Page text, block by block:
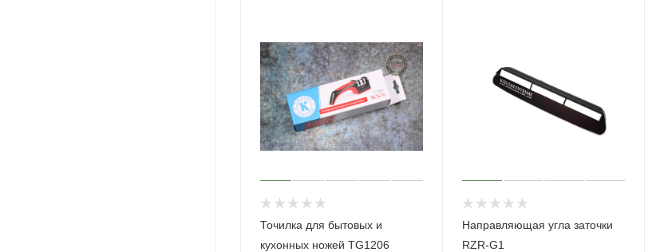
Точилка для бытовых и
кухонных ножей TG1206
Направляющая угла заточки
RZR-G1